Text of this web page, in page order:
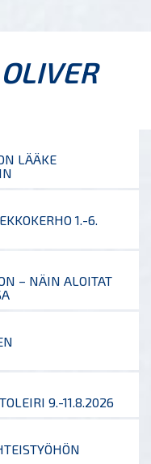
LÄÄKE
1.-6.
– NÄIN ALOITAT
9.-11.8.2026